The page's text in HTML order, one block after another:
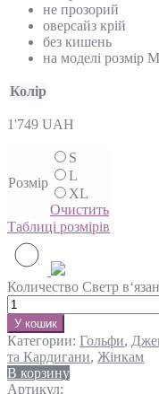
не прозорий
оверсайз крій
без кишень
на моделі розмір
Колір
1'749 UAH
Розмір
S
L
XL
Очистить
Таблиці розмірів
Количество Светр
У кошик
Категории: Гольфи,
та Кардигани, Жінкам
В корзину
Артикул: